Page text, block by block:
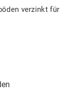
verzinkt für